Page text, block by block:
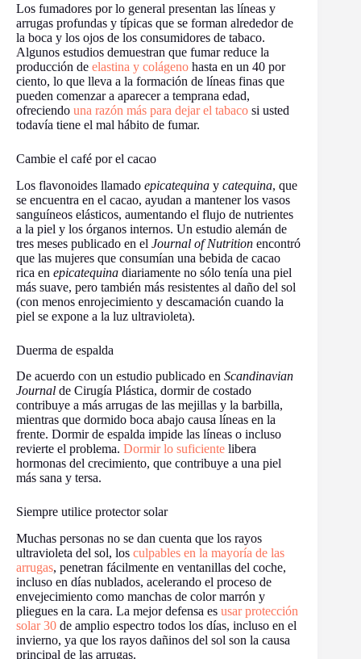
Los fumadores por lo general presentan las líneas y
arrugas profundas y típicas que se forman alrededor de
la boca y los ojos de los consumidores de tabaco.
Algunos estudios demuestran que fumar reduce la
producción de elastina y colágeno hasta en un 40 por
ciento, lo que lleva a la formación de líneas finas que
pueden comenzar a aparecer a temprana edad,
ofreciendo una razón más para dejar el tabaco si usted
todavía tiene el mal hábito de fumar.
Cambie el café por el cacao
Los flavonoides llamado epicatequina y catequina, que
se encuentra en el cacao, ayudan a mantener los vasos
sanguíneos elásticos, aumentando el flujo de nutrientes
a la piel y los órganos internos. Un estudio alemán de
tres meses publicado en el Journal of Nutrition encontró
que las mujeres que consumían una bebida de cacao
rica en epicatequina diariamente no sólo tenía una piel
más suave, pero también más resistentes al daño del sol
(con menos enrojecimiento y descamación cuando la
piel se expone a la luz ultravioleta).
Duerma de espalda
De acuerdo con un estudio publicado en Scandinavian
Journal de Cirugía Plástica, dormir de costado
contribuye a más arrugas de las mejillas y la barbilla,
mientras que dormido boca abajo causa líneas en la
frente. Dormir de espalda impide las líneas o incluso
revierte el problema. Dormir lo suficiente libera
hormonas del crecimiento, que contribuye a una piel
más sana y tersa.
Siempre utilice protector solar
Muchas personas no se dan cuenta que los rayos
ultravioleta del sol, los culpables en la mayoría de las
arrugas, penetran fácilmente en ventanillas del coche,
incluso en días nublados, acelerando el proceso de
envejecimiento como manchas de color marrón y
pliegues en la cara. La mejor defensa es usar protección
solar 30 de amplio espectro todos los días, incluso en el
invierno, ya que los rayos dañinos del sol son la causa
principal de las arrugas.